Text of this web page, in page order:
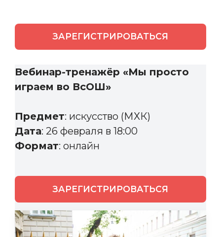
ЗАРЕГИСТРИРОВАТЬСЯ
Вебинар-тренажёр «Мы просто
играем во ВсОШ»
Предмет: искусство (МХК)
Дата: 26 февраля в 18:00
Формат: онлайн
ЗАРЕГИСТРИРОВАТЬСЯ